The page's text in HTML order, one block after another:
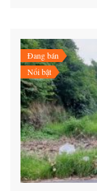
Đang bán
Nổi bật